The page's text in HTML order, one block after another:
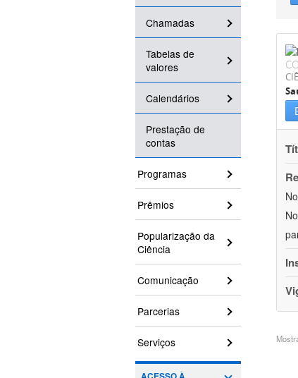
Chamadas
Tabelas de
valores
Calendários
Prestação de
contas
Programas
Prêmios
Popularização da
Ciência
Comunicação
Parcerias
Serviços